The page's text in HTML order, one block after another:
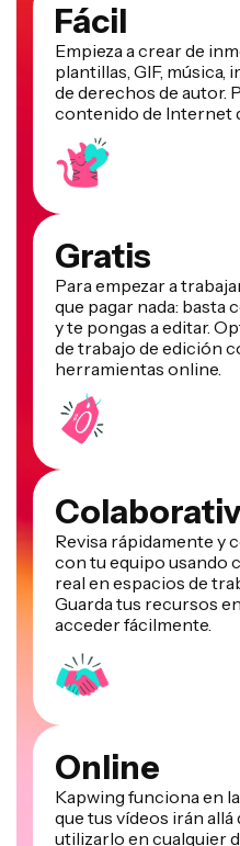
Fácil
Empieza a crear de
plantillas, GIF, música,
de derechos de autor.
contenido de Internet
Gratis
Para empezar a
que pagar nada: basta
y te pongas a editar.
de trabajo de edición
herramientas online.
Revisa rápidamente y
con tu equipo usando
real en espacios de
Guarda tus recursos
acceder fácilmente.
Online
Kapwing funciona en
que tus vídeos irán
utilizarlo en cualquier